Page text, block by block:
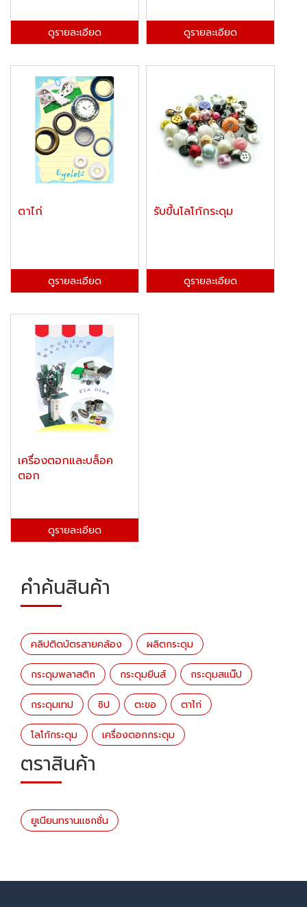
ดูรายละเอียด ดูรายละเอียด
ตาไก่
ดูรายละเอียด
รับขึ้นโลโก้กระดุม
ดูรายละเอียด
เครื่องตอกและบล็อค
ตอก
ดูรายละเอียด
คำค้นสินค้า
คลิปติดบัตรสายคล้อง ผลิตกระดุม
กระดุมพลาสติก กระดุมยีนส์ กระดุมสแน๊ป
กระดุมเทป ซิป ตะขอ ตาไก่
โลโก้กระดุม เครื่องตอกกระดุม
ตราสินค้า
ยูเนียนทรานแซกชั่น